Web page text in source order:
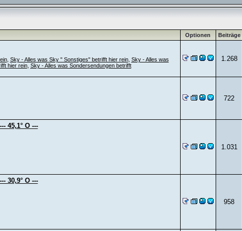
Optionen Beiträge
, Sky - Alles was Sky " Sonstiges" betrifft hier rein, Sky - Alles was
hier rein, Sky - Alles was Sondersendungen betrifft
1.268
722
45,1° O ---
1.031
30,9° O ---
958